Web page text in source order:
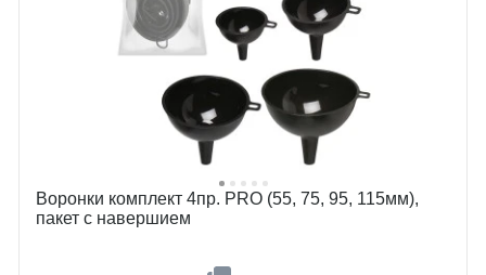
Воронки комплект 4пр. PRO (55, 75, 95, 115мм),
пакет с навершием